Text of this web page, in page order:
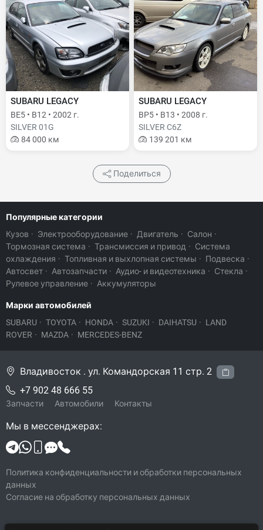
SUBARU LEGACY
BE5 • B12 • 2002 г.
SILVER 01G
84 000 км
SUBARU LEGACY
BP5 • B13 • 2008 г.
SILVER C6Z
139 201 км
Поделиться
Популярные категории
Кузов · Электрооборудование · Двигатель · Салон ·
Тормозная система · Трансмиссия и привод · Система
охлаждения · Топливная и выхлопная системы · Подвеска ·
Автосвет · Автозапчасти · Аудио- и видеотехника · Стекла ·
Рулевое управление · Аккумуляторы
Марки автомобилей
SUBARU · TOYOTA · HONDA · SUZUKI · DAIHATSU · LAND
ROVER · MAZDA · MERCEDES-BENZ
Владивосток . ул. Командорская 11 стр. 2
+7 902 48 666 55
Запчасти Автомобили Контакты
Мы в мессенджерах:
Политика конфиденциальности и обработки персональных
данных
Согласие на обработку персональных данных